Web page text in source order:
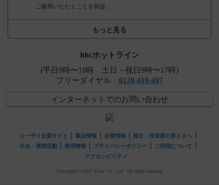
ご服用いただくことを前提...
もっと見る
hhcホットライン
(平日9時〜18時 土日・祝日9時〜17時)
フリーダイヤル 0120-419-497
インターネットでのお問い合わせ
エーザイ企業サイト 製品情報 企業情報
株主・投資家の皆さまへ
社会・環境活動
採用情報 プライバシーポリシー
ご利用について
アクセシビリティ
Copyright(C) 2017 Eisai Co., Ltd. All rights reserved.